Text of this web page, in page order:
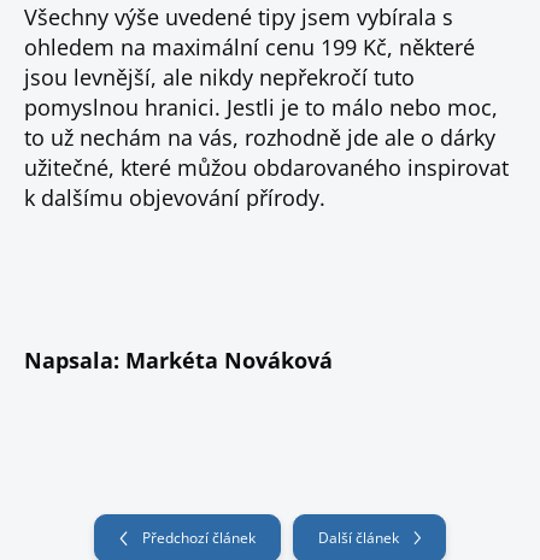
Všechny výše uvedené tipy jsem vybírala s
ohledem na maximální cenu 199 Kč, některé
jsou levnější, ale nikdy nepřekročí tuto
pomyslnou hranici. Jestli je to málo nebo moc,
to už nechám na vás, rozhodně jde ale o dárky
užitečné, které můžou obdarovaného inspirovat
k dalšímu objevování přírody.
Napsala: Markéta Nováková
Předchozí článek Další článek